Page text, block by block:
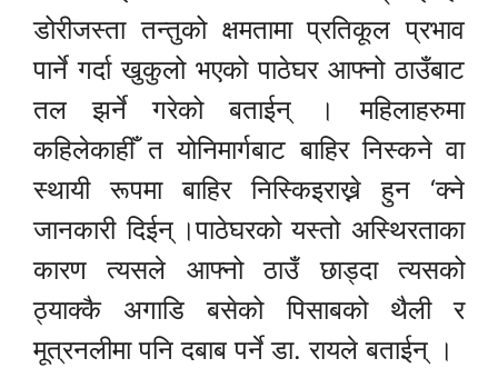
डोरीजस्ता तन्तुको क्षमतामा प्रतिकूल प्रभाव
पार्ने गर्दा खुकुलो भएको पाठेघर आफ्नो ठाउँबाट
तल झर्ने गरेको बताईन् । महिलाहरुमा
कहिलेकाहीँ त योनिमार्गबाट बाहिर निस्कने वा
स्थायी रूपमा बाहिर निस्किइराख्ने हुन ‘क्ने
जानकारी दिईन् ।पाठेघरको यस्तो अस्थिरताका
कारण त्यसले आफ्नो ठाउँ छाड्दा त्यसको
ठ्याक्कै अगाडि बसेको पिसाबको थैली र
मूत्रनलीमा पनि दबाब पर्ने डा. रायले बताईन् ।